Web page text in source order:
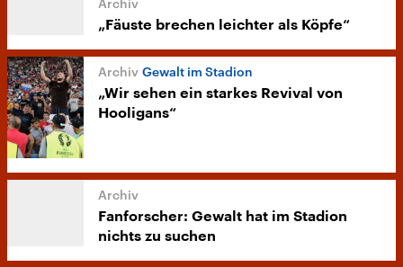
„Fäuste brechen leichter als Köpfe“
Gewalt im Stadion
„Wir sehen ein starkes Revival von
Hooligans“
Fanforscher: Gewalt hat im Stadion
nichts zu suchen